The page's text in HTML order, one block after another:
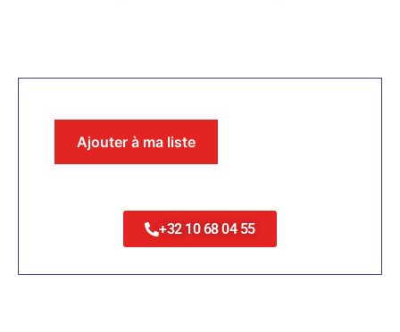
Ajouter à ma liste
+32 10 68 04 55